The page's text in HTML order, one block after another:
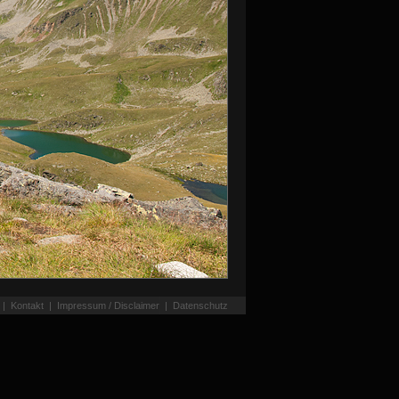
Kontakt | Impressum / Disclaimer | Datenschutz